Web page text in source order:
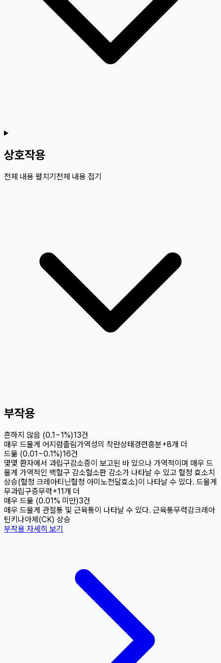
상호작용
전체 내용 펼치기전체 내용 접기
부작용
흔하지 않음 (0.1~1%)13건
매우 드물게 어지럼졸림가역성의 착란상태경련흥분+8개 더
드묾 (0.01~0.1%)16건
몇몇 환자에서 과립구감소증이 보고된 바 있으나 가역적이며 매우 드
물게 가역적인 백혈구 감소혈소판 감소가 나타날 수 있고 혈청 효소치
상승(혈청 크레아티닌혈청 아미노전달효소)이 나타날 수 있다. 드물게
무과립구증무력+11개 더
매우 드묾 (0.01% 미만)3건
매우 드물게 관절통 및 근육통이 나타날 수 있다. 근육통무력감크레아
틴키나아제(CK) 상승
부작용 자세히 보기